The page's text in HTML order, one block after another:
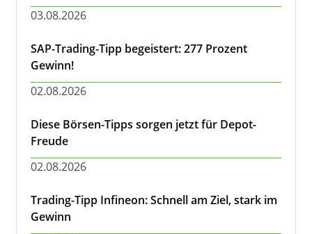
03.08.2026
SAP-Trading-Tipp begeistert: 277 Prozent
Gewinn!
02.08.2026
Diese Börsen-Tipps sorgen jetzt für Depot-
Freude
02.08.2026
Trading-Tipp Infineon: Schnell am Ziel, stark im
Gewinn